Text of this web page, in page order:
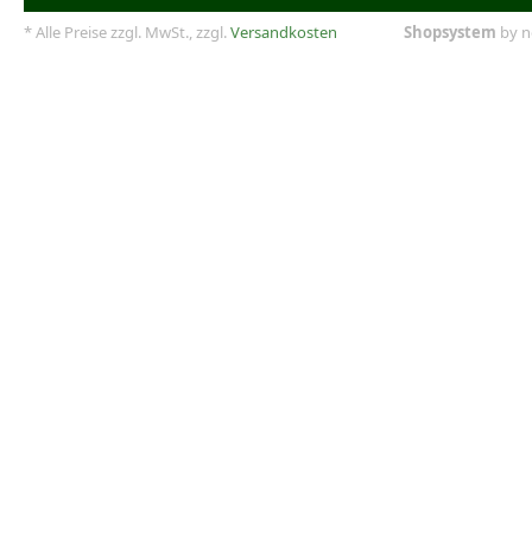
* Alle Preise zzgl. MwSt., zzgl.Versandkosten Shopsystem by